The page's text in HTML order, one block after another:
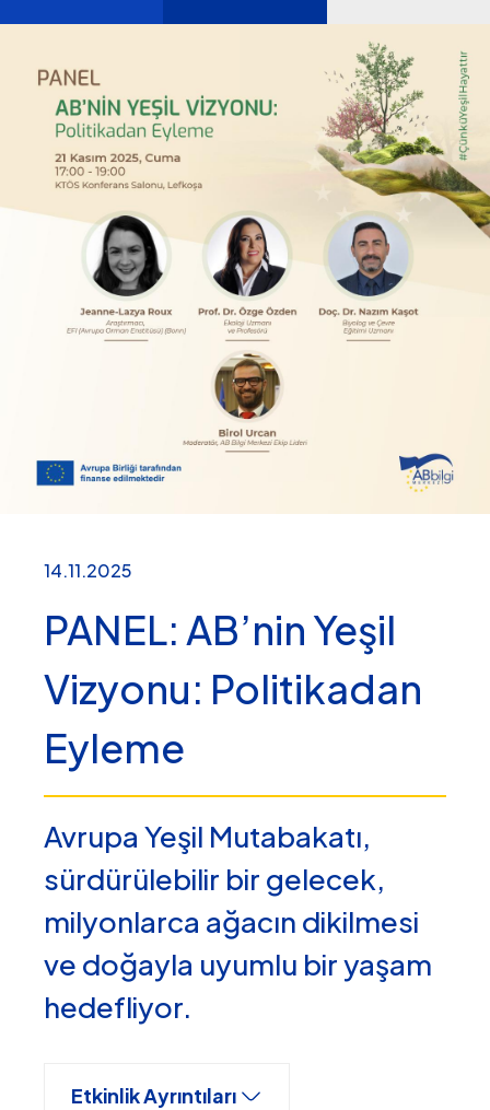
14.11.2025
PANEL: AB’nin Yeşil
Vizyonu: Politikadan
Eyleme
Avrupa Yeşil Mutabakatı,
sürdürülebilir bir gelecek,
milyonlarca ağacın dikilmesi
ve doğayla uyumlu bir yaşam
hedefliyor.
Etkinlik Ayrıntıları